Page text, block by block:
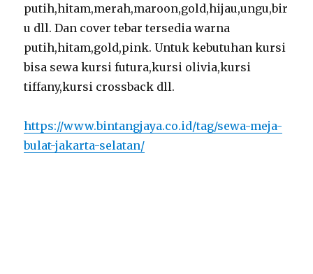
putih,hitam,merah,maroon,gold,hijau,ungu,bir
u dll. Dan cover tebar tersedia warna
putih,hitam,gold,pink. Untuk kebutuhan kursi
bisa sewa kursi futura,kursi olivia,kursi
tiffany,kursi crossback dll.
https://www.bintangjaya.co.id/tag/sewa-meja-
bulat-jakarta-selatan/